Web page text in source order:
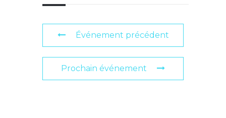
Événement précédent
Prochain événement